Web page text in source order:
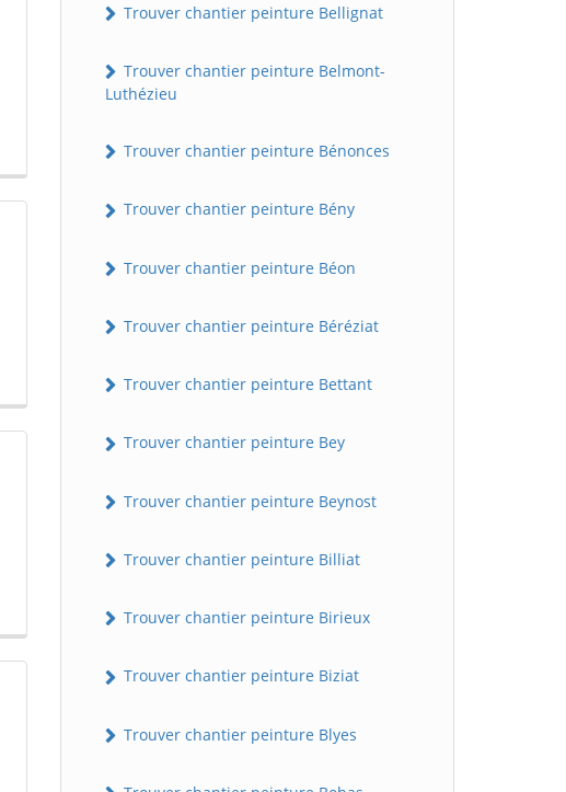
Trouver chantier peinture Bellignat
Trouver chantier peinture Belmont-
Luthézieu
Trouver chantier peinture Bénonces
Trouver chantier peinture Bény
Trouver chantier peinture Béon
Trouver chantier peinture Béréziat
Trouver chantier peinture Bettant
Trouver chantier peinture Bey
Trouver chantier peinture Beynost
Trouver chantier peinture Billiat
Trouver chantier peinture Birieux
Trouver chantier peinture Biziat
Trouver chantier peinture Blyes